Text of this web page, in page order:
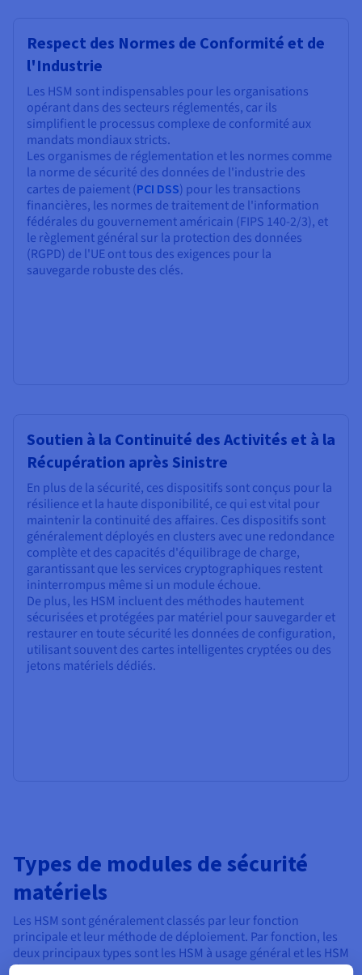
Respect des Normes de Conformité et de
l'Industrie
Les HSM sont indispensables pour les organisations
opérant dans des secteurs réglementés, car ils
simplifient le processus complexe de conformité aux
mandats mondiaux stricts.
Les organismes de réglementation et les normes comme
la norme de sécurité des données de l'industrie des
cartes de paiement (PCI DSS) pour les transactions
financières, les normes de traitement de l'information
fédérales du gouvernement américain (FIPS 140-2/3), et
le règlement général sur la protection des données
(RGPD) de l'UE ont tous des exigences pour la
sauvegarde robuste des clés.
Soutien à la Continuité des Activités et à la
Récupération après Sinistre
En plus de la sécurité, ces dispositifs sont conçus pour la
résilience et la haute disponibilité, ce qui est vital pour
maintenir la continuité des affaires. Ces dispositifs sont
généralement déployés en clusters avec une redondance
complète et des capacités d'équilibrage de charge,
garantissant que les services cryptographiques restent
ininterrompus même si un module échoue.
De plus, les HSM incluent des méthodes hautement
sécurisées et protégées par matériel pour sauvegarder et
restaurer en toute sécurité les données de configuration,
utilisant souvent des cartes intelligentes cryptées ou des
jetons matériels dédiés.
Types de modules de sécurité
matériels
Les HSM sont généralement classés par leur fonction
principale et leur méthode de déploiement. Par fonction, les
deux principaux types sont les HSM à usage général et les HSM
de paiement.